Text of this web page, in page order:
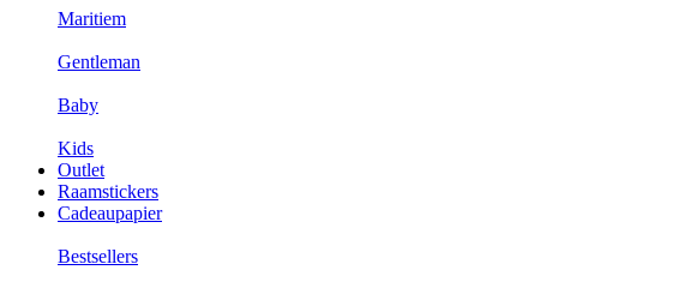
Maritiem
Gentleman
Baby
Kids
Outlet
Raamstickers
Cadeaupapier
Bestsellers